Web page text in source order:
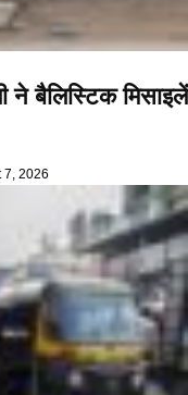
ने बैलिस्टिक मिसाइलें
7, 2026